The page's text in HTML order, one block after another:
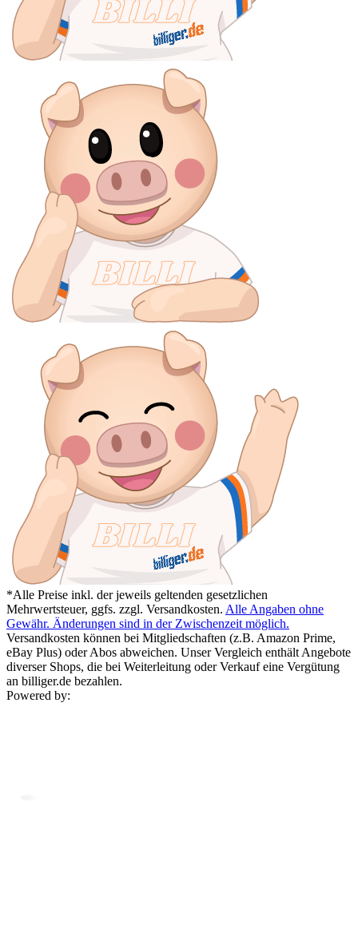
*Alle Preise inkl. der jeweils geltenden gesetzlichen
Mehrwertsteuer, ggfs. zzgl. Versandkosten. Alle Angaben ohne
Gewähr. Änderungen sind in der Zwischenzeit möglich.
Versandkosten können bei Mitgliedschaften (z.B. Amazon Prime,
eBay Plus) oder Abos abweichen. Unser Vergleich enthält Angebote
diverser Shops, die bei Weiterleitung oder Verkauf eine Vergütung
an billiger.de bezahlen.
Powered by: